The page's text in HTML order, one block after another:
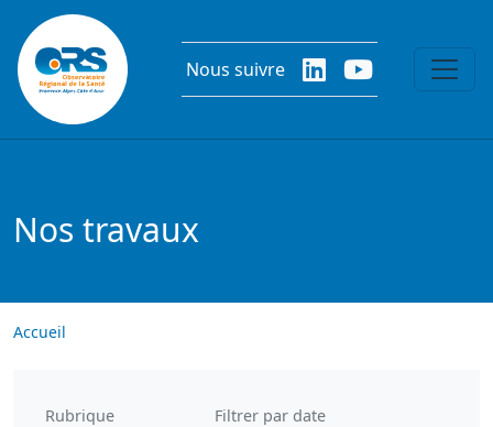
Aller au contenu principal
Nous suivre
Nos travaux
Accueil
Rubrique Filtrer par date